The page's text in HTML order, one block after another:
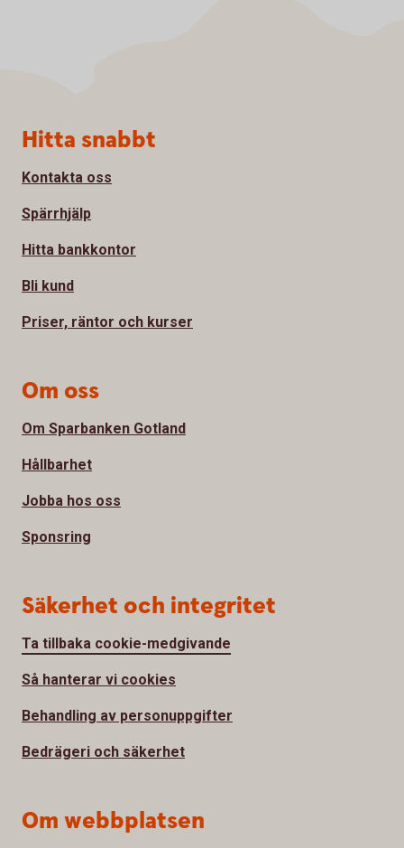
Sidfot
Hitta snabbt
Kontakta oss
Spärrhjälp
Hitta bankkontor
Bli kund
Priser, räntor och kurser
Om oss
Om Sparbanken Gotland
Hållbarhet
Jobba hos oss
Sponsring
Säkerhet och integritet
Ta tillbaka cookie-medgivande
Så hanterar vi cookies
Behandling av personuppgifter
Bedrägeri och säkerhet
Om webbplatsen